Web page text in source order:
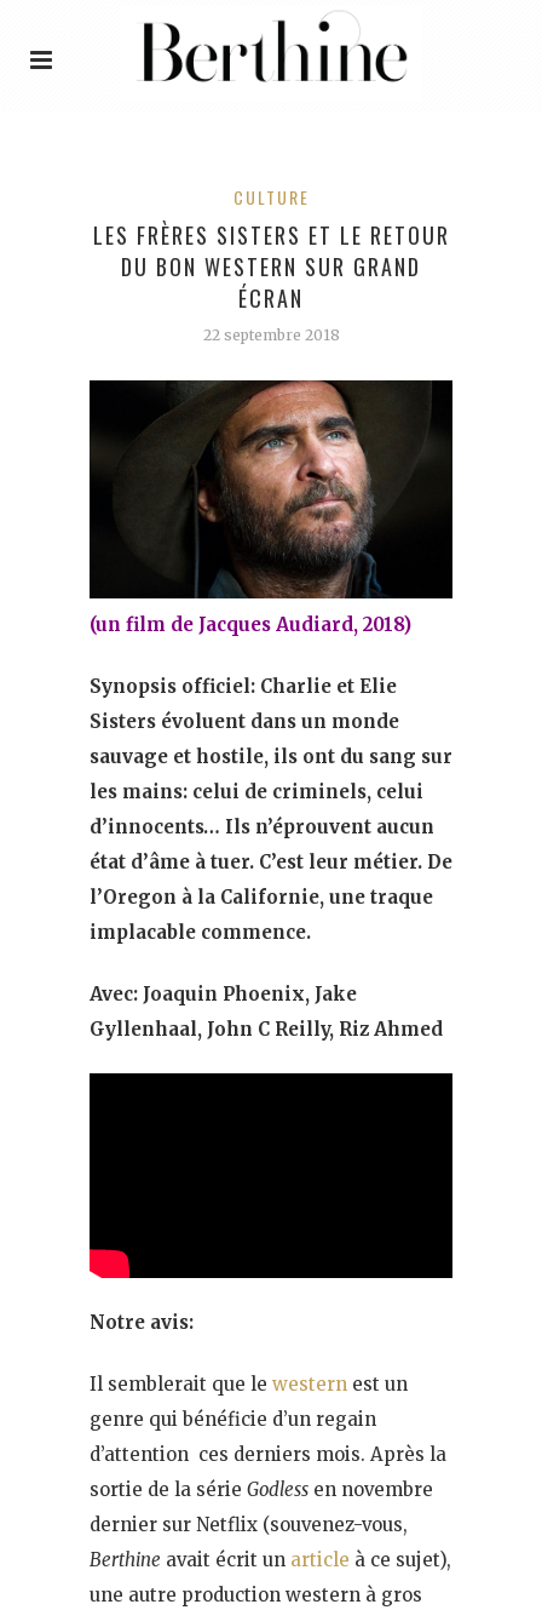
CULTURE
LES FRÈRES SISTERS ET LE RETOUR
DU BON WESTERN SUR GRAND
ÉCRAN
22 septembre 2018
(un film de Jacques Audiard, 2018)
Synopsis officiel: Charlie et Elie
Sisters évoluent dans un monde
sauvage et hostile, ils ont du sang sur
les mains: celui de criminels, celui
d’innocents… Ils n’éprouvent aucun
état d’âme à tuer. C’est leur métier. De
l’Oregon à la Californie, une traque
implacable commence.
Avec: Joaquin Phoenix, Jake
Gyllenhaal, John C Reilly, Riz Ahmed
Notre avis:
Il semblerait que le western est un
genre qui bénéficie d’un regain
d’attention ces derniers mois. Après la
sortie de la série Godless en novembre
dernier sur Netflix (souvenez-vous,
Berthine avait écrit un article à ce sujet),
une autre production western à gros